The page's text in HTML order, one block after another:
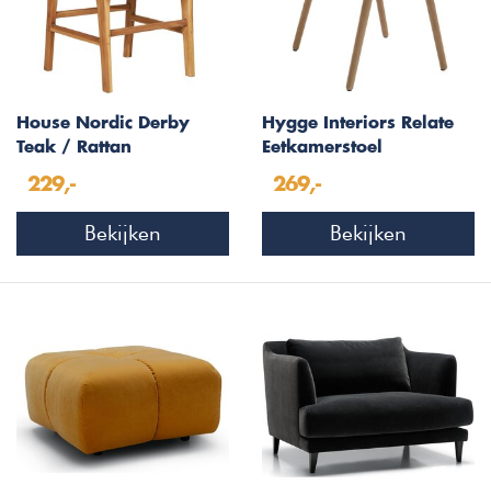
House Nordic Derby
Teak / Rattan
229,-
Bekijken
Hygge Interiors Relate
Eetkamerstoel
269,-
Bekijken